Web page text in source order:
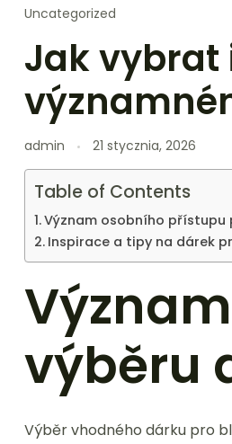
Uncategorized
Jak vybrat
admin 21 stycznia, 2026
Table of Contents
Význam osobního přístupu
Inspirace a tipy na dárek
výběru
Výběr vhodného dárku pro